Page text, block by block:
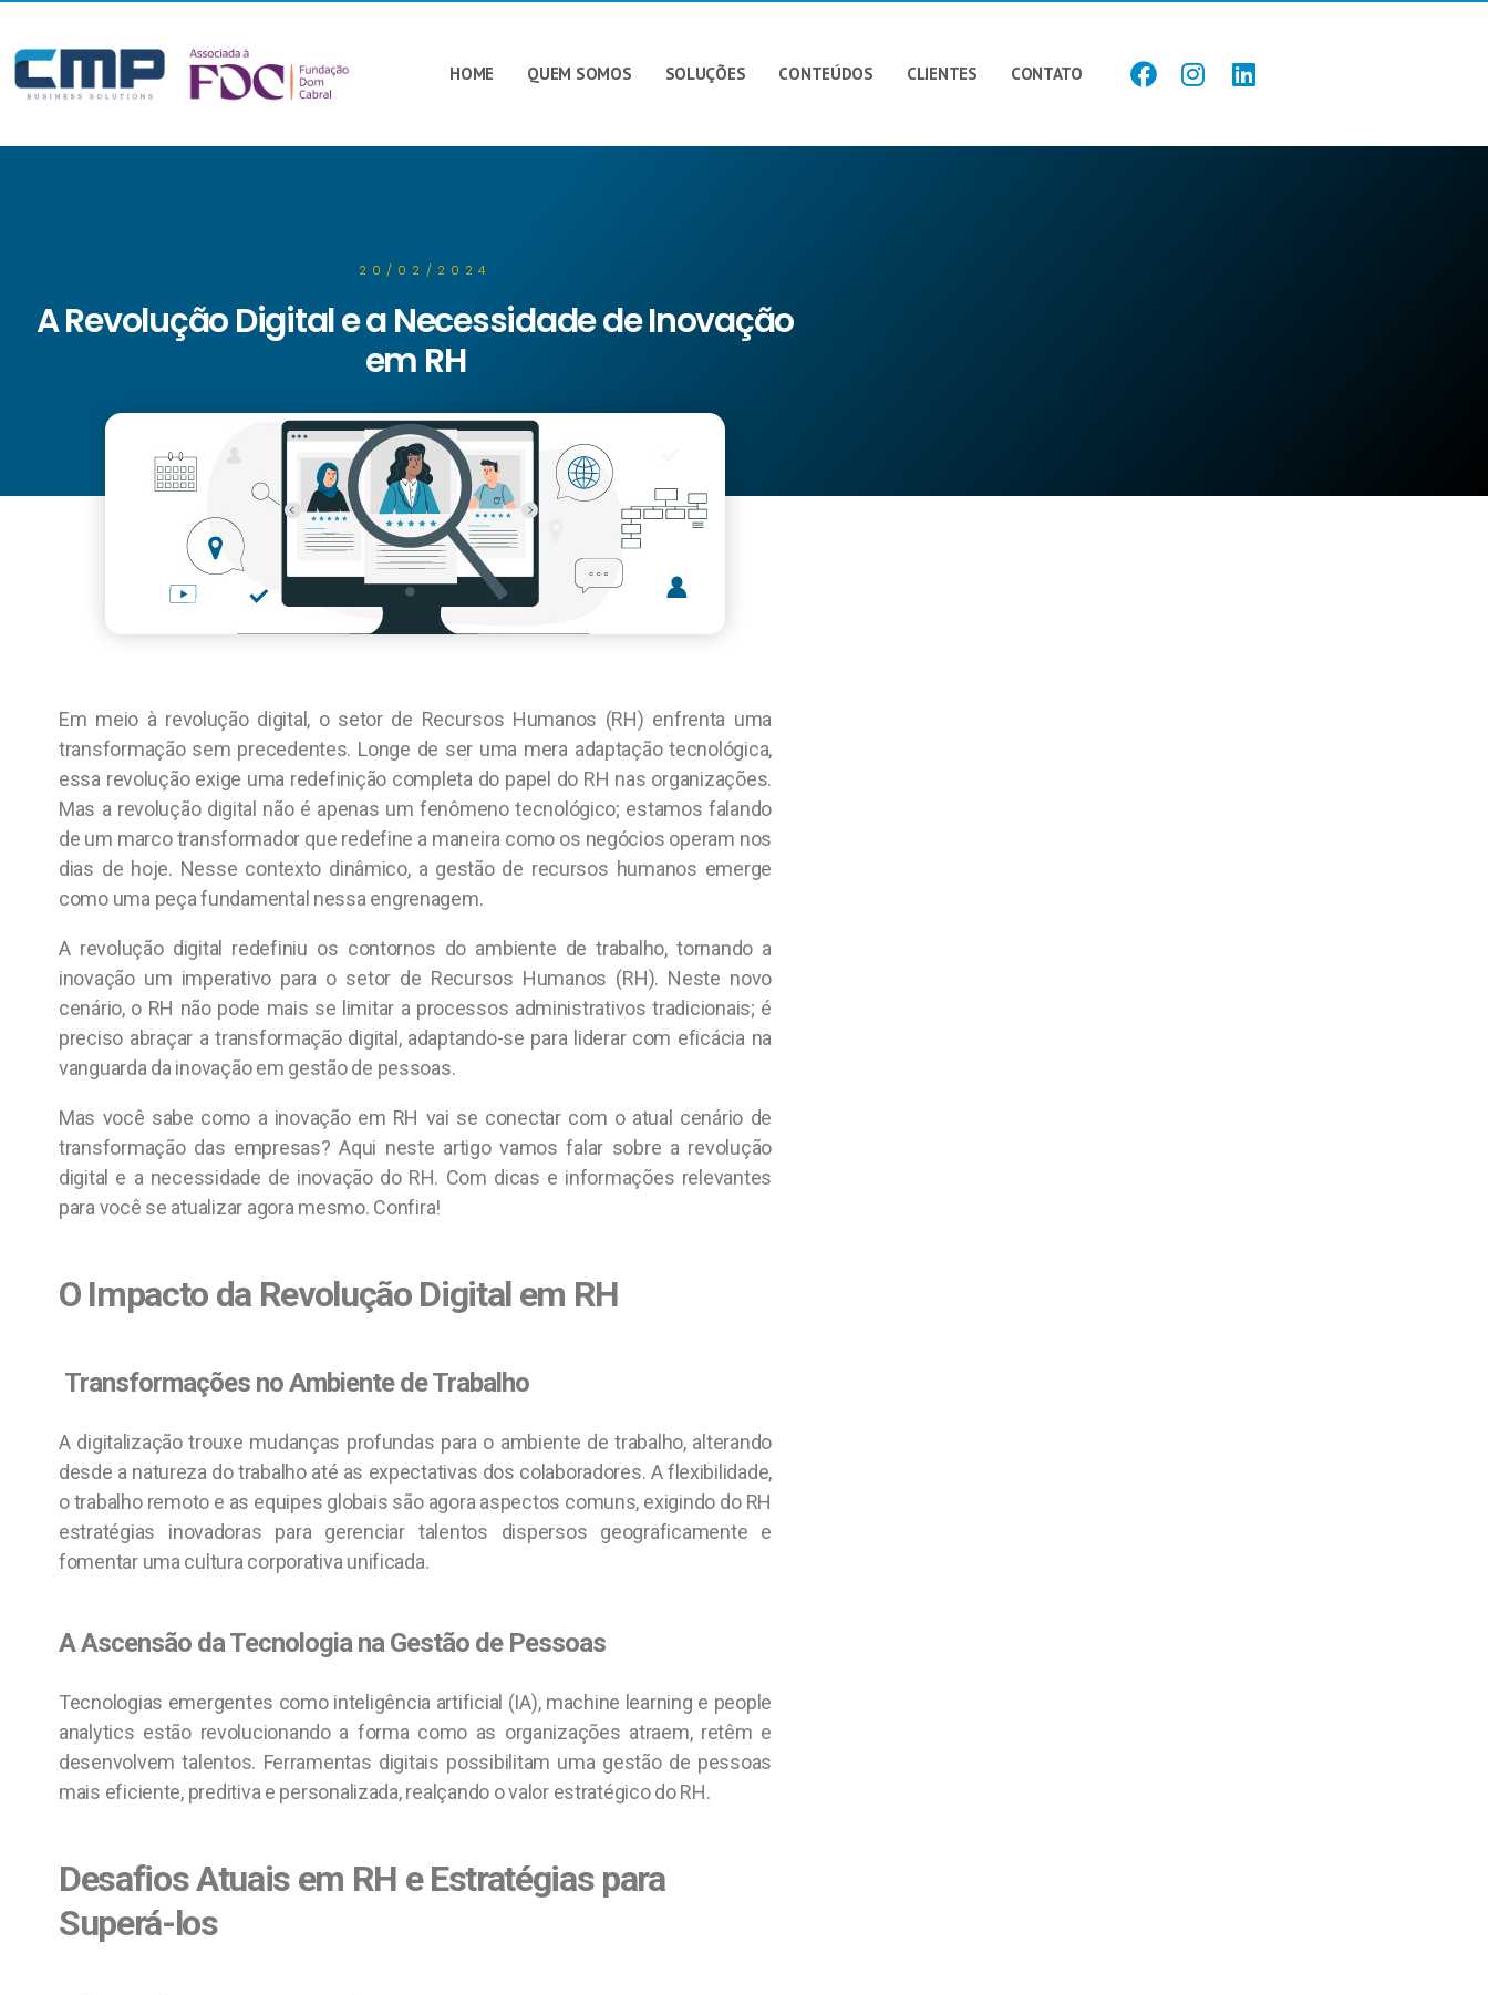
HOME QUEM SOMOS SOLUÇÕES CONTEÚDOS CLIENTES CONTATO
20/02/2024
A Revolução Digital e a Necessidade de Inovação
em RH
Em meio à revolução digital, o setor de Recursos Humanos (RH) enfrenta uma
transformação sem precedentes. Longe de ser uma mera adaptação tecnológica,
essa revolução exige uma redefinição completa do papel do RH nas organizações.
Mas a revolução digital não é apenas um fenômeno tecnológico; estamos falando
de um marco transformador que redefine a maneira como os negócios operam nos
dias de hoje. Nesse contexto dinâmico, a gestão de recursos humanos emerge
como uma peça fundamental nessa engrenagem.
A revolução digital redefiniu os contornos do ambiente de trabalho, tornando a
inovação um imperativo para o setor de Recursos Humanos (RH). Neste novo
cenário, o RH não pode mais se limitar a processos administrativos tradicionais; é
preciso abraçar a transformação digital, adaptando-se para liderar com eficácia na
vanguarda da inovação em gestão de pessoas.
Mas você sabe como a inovação em RH vai se conectar com o atual cenário de
transformação das empresas? Aqui neste artigo vamos falar sobre a revolução
digital e a necessidade de inovação do RH. Com dicas e informações relevantes
para você se atualizar agora mesmo. Confira!
O Impacto da Revolução Digital em RH
Transformações no Ambiente de Trabalho
A digitalização trouxe mudanças profundas para o ambiente de trabalho, alterando
desde a natureza do trabalho até as expectativas dos colaboradores. A flexibilidade,
o trabalho remoto e as equipes globais são agora aspectos comuns, exigindo do RH
estratégias inovadoras para gerenciar talentos dispersos geograficamente e
fomentar uma cultura corporativa unificada.
A Ascensão da Tecnologia na Gestão de Pessoas
Tecnologias emergentes como inteligência artificial (IA), machine learning e people
analytics estão revolucionando a forma como as organizações atraem, retêm e
desenvolvem talentos. Ferramentas digitais possibilitam uma gestão de pessoas
mais eficiente, preditiva e personalizada, realçando o valor estratégico do RH.
Desafios Atuais em RH e Estratégias para
Superá-los